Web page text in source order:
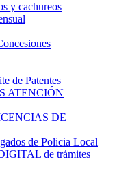
y cachureos
de Patentes
ATENCIÓN
DE
de Policia Local
de trámites